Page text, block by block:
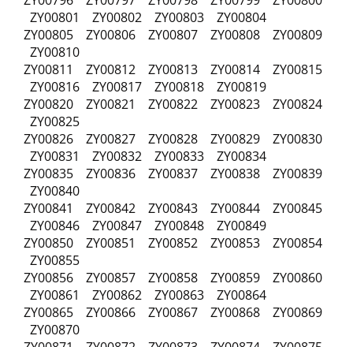
ZY00801 ZY00802 ZY00803 ZY00804
ZY00805 ZY00806 ZY00807 ZY00808 ZY00809
ZY00810
ZY00811 ZY00812 ZY00813 ZY00814 ZY00815
ZY00816 ZY00817 ZY00818 ZY00819
ZY00820 ZY00821 ZY00822 ZY00823 ZY00824
ZY00825
ZY00826 ZY00827 ZY00828 ZY00829 ZY00830
ZY00831 ZY00832 ZY00833 ZY00834
ZY00835 ZY00836 ZY00837 ZY00838 ZY00839
ZY00840
ZY00841 ZY00842 ZY00843 ZY00844 ZY00845
ZY00846 ZY00847 ZY00848 ZY00849
ZY00850 ZY00851 ZY00852 ZY00853 ZY00854
ZY00855
ZY00856 ZY00857 ZY00858 ZY00859 ZY00860
ZY00861 ZY00862 ZY00863 ZY00864
ZY00865 ZY00866 ZY00867 ZY00868 ZY00869
ZY00870